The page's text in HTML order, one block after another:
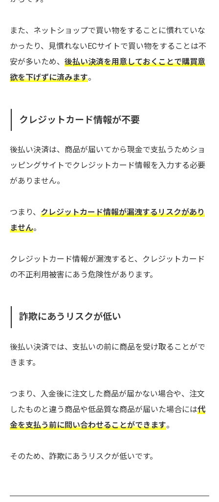
また、ネットショップで買い物をすることに慣れていな
かったり、見慣れないECサイトで買い物をすることは不
安が多いため、 後払い決済を用意しておくことで購買意
欲を下げずに済みます。
クレジットカード情報が不要
後払い決済は、商品が届いてから現金で支払うためショ
ッピングサイトでクレジットカード情報を入力する必要
がありません。
つまり、 クレジットカード情報が漏洩するリスクがあり
ません。
クレジットカード情報が漏洩すると、クレジットカード
の不正利用被害にあう危険性があります。
詐欺にあうリスクが低い
後払い決済では、支払いの前に商品を受け取ることがで
きます。
つまり、入金後に注文した商品が届かない場合や、注文
したものと違う商品や低品質な商品が届いた場合には代
金を支払う前に問い合わせることができます。
そのため、詐欺にあうリスクが低いです。